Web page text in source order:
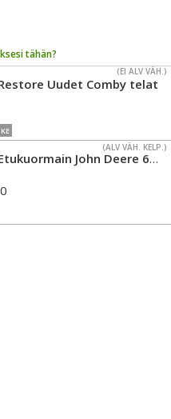
tähän?
(EI ALV VÄH.)
Uudet Comby telat
(ALV VÄH. KELP.)
John Deere Etukuormain John Deere 603R